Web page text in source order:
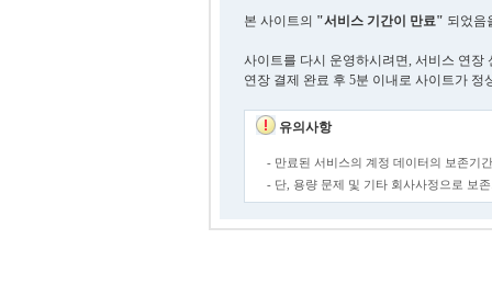
본 사이트의 "서비스 기간이 만료" 되었음
사이트를 다시 운영하시려면, 서비스 연장
연장 결제 완료 후 5분 이내로 사이트가 정
유의사항
- 만료된 서비스의 계정 데이터의 보존기
- 단, 용량 문제 및 기타 회사사정으로 보